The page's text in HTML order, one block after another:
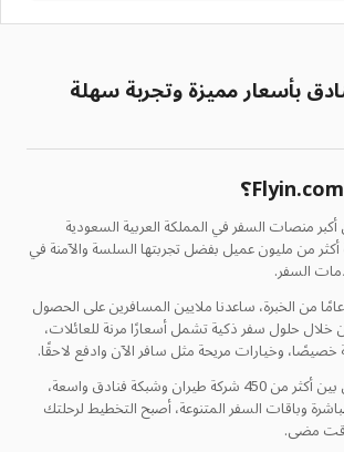
بأسعار مميزة وتجربة سهلة
منصات السفر في المملكة العربية السعودية
أكثر من مليون عميل بفضل تجربتها السلسة والآمنة في
السفر.
وعلى مدار أكثر من 15 عامًا من الخبرة، ساعدنا ملايين المسافرين على الحصول
حلول سفر ذكية تشمل أسعارًا مرنة للعائلات،
وخيارات مريحة مثل سافر الآن وادفع لاحقًا.
مع إمكانية الاختيار من بين أكثر من 450 شركة طيران وشبكة فنادق واسعة،
وباقات السفر المتنوعة، أصبح التخطيط لرحلتك
مضى.